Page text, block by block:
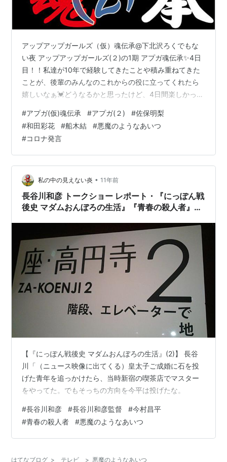
アップアップガールズ（仮）魂伝承@下北沢ろくでもな
い夜 アップアップガールズ(２)の1期 アプガ魂伝承✨4日
目！！私達が10年で経験してきたことや積み重ねてきた
ことが、後輩のみんなのこれからの役に立ってくれたら
嬉しいなぁ💓どうなるかと思ったけど、4日間楽しかった
アップガールズ(仮) (@konatsufurukawa) December 8,
2020 アプガ(仮)魂伝承イベントありがとうございました
🌸特にこの3人とは思い出が沢山✨この数年、私も後輩か
ら学ばせてもらったことが沢山ありました☺️みんななら
もっと上にい…
#アプガ(仮)魂伝承 #アプガ(２) #佐保明梨
#和田彩花 #船木結 #悪魔のようなあいつ
#コロナ発言
私の中の見えない炎 • 11年前
長谷川和彦 トークショー レポート・『にっぽん戦
後史 マダムおんぼろの生活』『青春の殺人者』
【『にっぽん戦後史 マダムおんぼろの生活』(2)】 長谷
川「（ニュース映像に出てくる）皇太子ご成婚に石を投
げた青年を追っかけたら、当時新宿の喫茶店でマスター
をやってた。でもそっちの方向を今平は投げたな。
#長谷川和彦 #長谷川和彦監督 #今村昌平
#青春の殺人者 #悪魔のようなあいつ
はてなブログ > テレビ > 悪魔のようなあいつ